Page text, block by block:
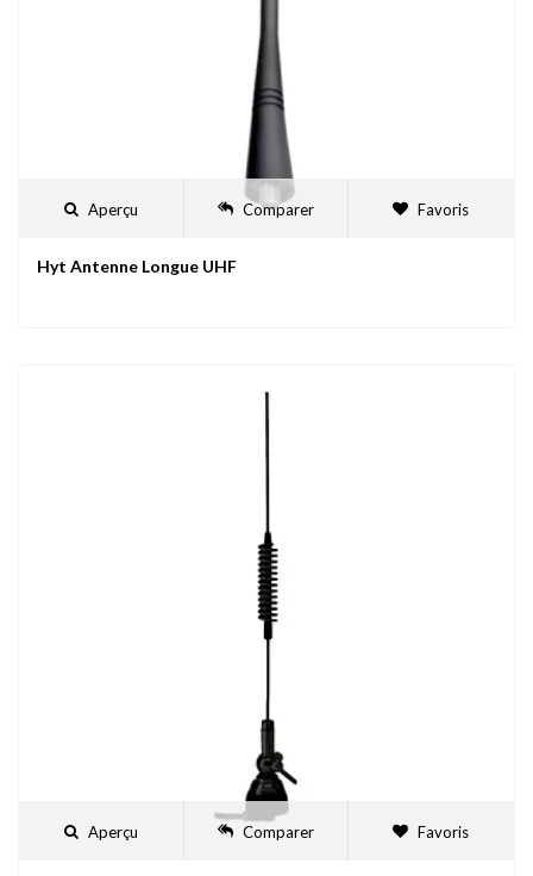
Aperçu Comparer Favoris
Hyt Antenne Longue UHF
Aperçu Comparer Favoris